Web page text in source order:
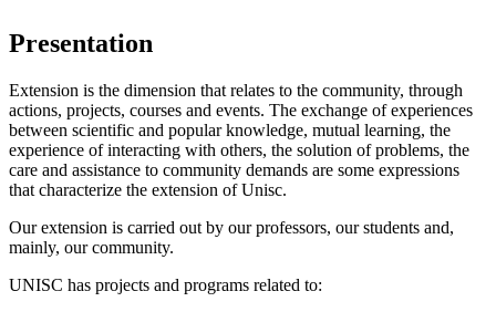
Presentation
Extension is the dimension that relates to the community, through
actions, projects, courses and events. The exchange of experiences
between scientific and popular knowledge, mutual learning, the
experience of interacting with others, the solution of problems, the
care and assistance to community demands are some expressions
that characterize the extension of Unisc.
Our extension is carried out by our professors, our students and,
mainly, our community.
UNISC has projects and programs related to: